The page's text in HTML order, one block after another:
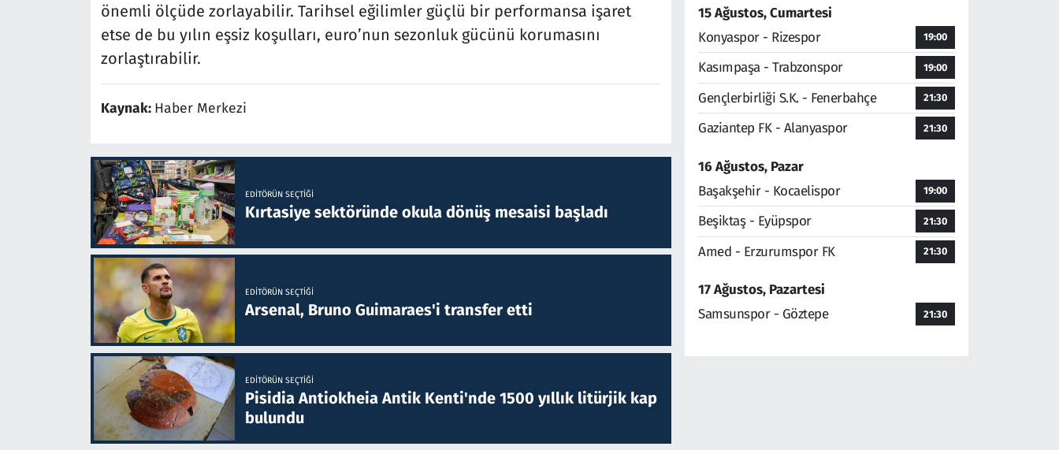
önemli ölçüde zorlayabilir. Tarihsel eğilimler güçlü bir performansa işaret
etse de bu yılın eşsiz koşulları, euro’nun sezonluk gücünü korumasını
zorlaştırabilir.
Kaynak: Haber Merkezi
EDITÖRÜN SEÇTIĞI
Kırtasiye sektöründe okula dönüş mesaisi başladı
EDITÖRÜN SEÇTIĞI
Arsenal, Bruno Guimaraes'i transfer etti
EDITÖRÜN SEÇTIĞI
Pisidia Antiokheia Antik Kenti'nde 1500 yıllık litürjik kap
bulundu
15 Ağustos, Cumartesi
Konyaspor - Rizespor
19:00
Kasımpaşa - Trabzonspor 19:00
Gençlerbirliği S.K. - Fenerbahçe 21:30
Gaziantep FK - Alanyaspor 21:30
16 Ağustos, Pazar
Başakşehir - Kocaelispor
19:00
Beşiktaş - Eyüpspor 21:30
Amed - Erzurumspor FK 21:30
17 Ağustos, Pazartesi
Samsunspor - Göztepe
21:30